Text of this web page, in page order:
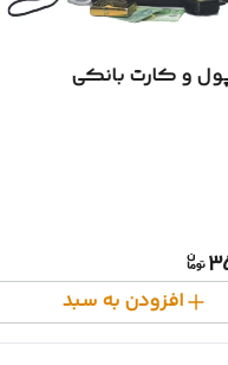
و کارت بانکی
افزودن به سبد